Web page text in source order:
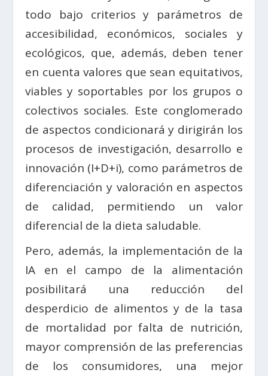
todo bajo criterios y parámetros de
accesibilidad, económicos, sociales y
ecológicos, que, además, deben tener
en cuenta valores que sean equitativos,
viables y soportables por los grupos o
colectivos sociales. Este conglomerado
de aspectos condicionará y dirigirán los
procesos de investigación, desarrollo e
innovación (I+D+i), como parámetros de
diferenciación y valoración en aspectos
de calidad, permitiendo un valor
diferencial de la dieta saludable.
Pero, además, la implementación de la
IA en el campo de la alimentación
posibilitará una reducción del
desperdicio de alimentos y de la tasa
de mortalidad por falta de nutrición,
mayor comprensión de las preferencias
de los consumidores, una mejor